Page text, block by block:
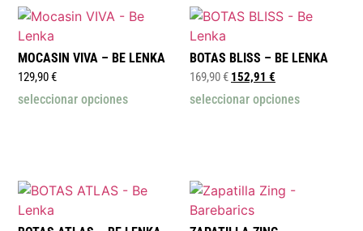
MOCASIN VIVA – BE LENKA
129,90€
seleccionar opciones
BOTAS BLISS – BE LENKA
169,90€ 152,91 €
seleccionar opciones